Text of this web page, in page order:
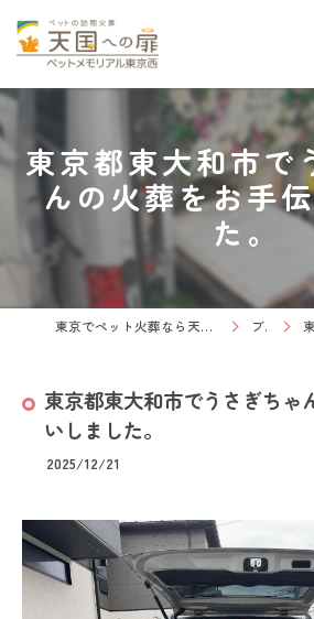
東京都東大和市で
んの火葬をお手
た。
東京でペット火葬なら天国への扉 ペットメモリアル東京西 ブログ 東
東京都東大和市でうさぎちゃ
いしました。
2025/12/21